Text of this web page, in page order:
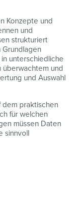
Konzepte und
und
strukturiert
unterschiedliche
überwachtem und
und Auswahl
dem praktischen
für welchen
müssen Daten
sinnvoll